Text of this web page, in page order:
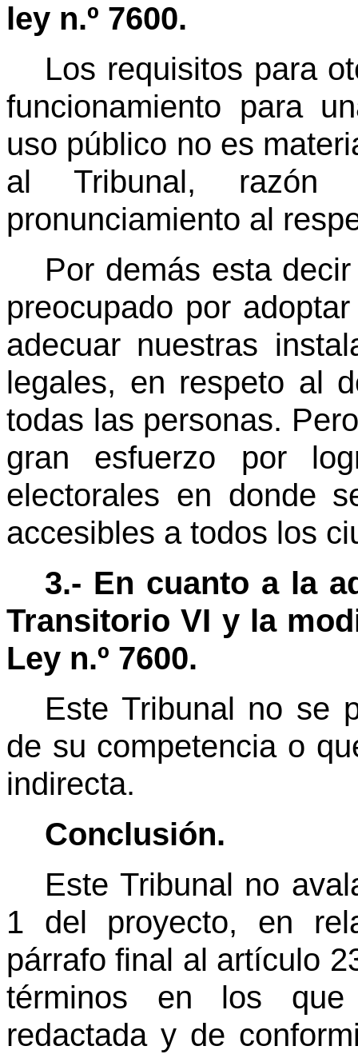
ley n.º 7600.
Los requisitos para
funcionamiento para
uso público no es
al Tribunal,
pronunciamiento al
Por demás esta
preocupado por
adecuar nuestras
legales, en respeto al
todas las personas.
gran esfuerzo por
electorales en donde
accesibles a todos los
3.- En cuanto a la
Transitorio VI y la
Ley n.º 7600.
Este Tribunal no se
de su competencia o
indirecta.
Conclusión.
Este Tribunal no
1 del proyecto, en
párrafo final al artículo
términos en los
redactada y de